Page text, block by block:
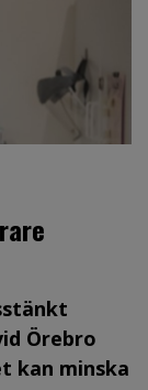
Örebro
kan minska